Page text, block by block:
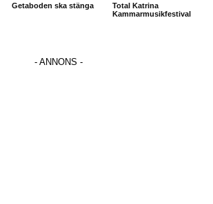
Getaboden ska stänga
Total Katrina
Kammarmusikfestival